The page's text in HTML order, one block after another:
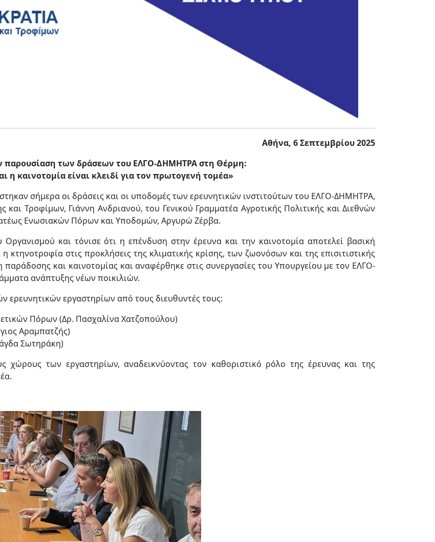
Αθήνα, 6 Σεπτεμβρίου 2025
παρουσίαση των δράσεων του ΕΛΓΟ-ΔΗΜΗΤΡΑ στη Θέρμη:
η καινοτομία είναι κλειδί για τον πρωτογενή τομέα»
σήμερα οι δράσεις και οι υποδομές των ερευνητικών ινστιτούτων του ΕΛΓΟ-ΔΗΜΗΤΡΑ,
Τροφίμων, Γιάννη Ανδριανού, του Γενικού Γραμματέα Αγροτικής Πολιτικής και Διεθνών
Ενωσιακών Πόρων και Υποδομών, Αργυρώ Ζέρβα.
και τόνισε ότι η επένδυση στην έρευνα και την καινοτομία αποτελεί βασική
στις προκλήσεις της κλιματικής κρίσης, των ζωονόσων και της επισιτιστικής
και καινοτομίας και αναφέρθηκε στις συνεργασίες του Υπουργείου με τον ΕΛΓΟ-
ανάπτυξης νέων ποικιλιών.
ερευνητικών εργαστηρίων από τους διευθυντές τους:
Πόρων (Δρ. Πασχαλίνα Χατζοπούλου)
Αραμπατζής)
Σωτηράκη)
των εργαστηρίων, αναδεικνύοντας τον καθοριστικό ρόλο της έρευνας και της